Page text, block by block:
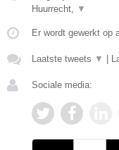
Huurrecht,
▼
Er wordt gewerkt op
Laatste tweets ▼
Sociale media: